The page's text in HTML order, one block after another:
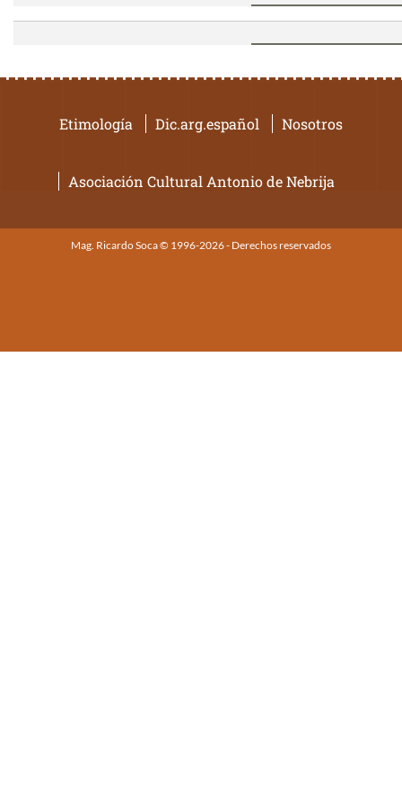
Etimología Dic.arg.español Nosotros
Asociación Cultural Antonio de Nebrija
Mag. Ricardo Soca © 1996-2026 - Derechos reservados